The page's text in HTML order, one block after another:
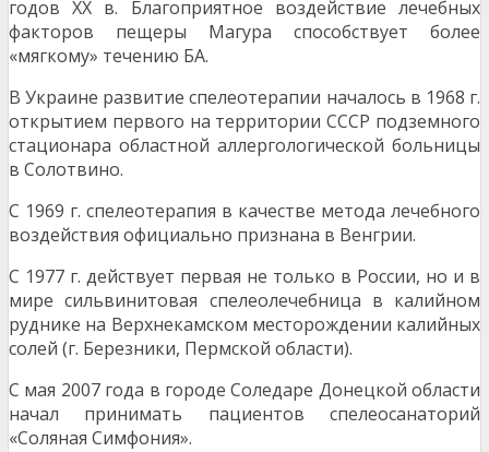
годов XX в. Благоприятное воздействие лече­бных
факторов пещеры Магура способствует более
«мягкому» течению БА.
В Украине развитие спелеотерапии началось в 1968 г.
открытием первого на территории СССР по­дземного
стационара областной аллергологической больницы
в Солотвино.
С 1969 г. спелеотерапия в качестве метода лечебного
воздействия официально признана в Венг­рии.
С 1977 г. действует первая не только в России, но и в
мире сильвинитовая спелеолечебница в ка­лийном
руднике на Верхнекамском месторождении калийных
солей (г. Березники, Пермской облас­ти).
С мая 2007 года в городе Соледаре Донецкой области
начал принимать пациентов спелеосанато­рий
«Соляная Симфония».